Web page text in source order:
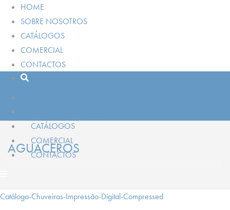
HOME
SOBRE NOSOTROS
CATÁLOGOS
COMERCIAL
CONTACTOS
CATÁLOGOS
COMERCIAL
CONTACTOS
AGUACEROS
Catálogo-Chuveiros-Impressão-Digital-Compressed